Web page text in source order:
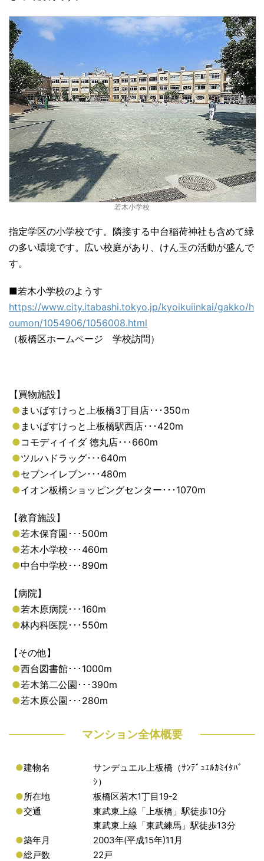
若木小学校
指定学区の小学校です。隣接する中台稲荷神社も含めて緑
の多い環境です。広い校庭があり、けん玉の活動が盛んで
す。
■若木小学校のようす
https://www.city.itabashi.tokyo.jp/kyoikuiinkai/gakko/h
oumon/1054906/1056008.html
（板橋区ホームページ 学校訪問）
【買物施設】
● まいばすけっと上板橋3丁目店･･･350ｍ
● まいばすけっと上板橋駅西店･･･420m
●コモディイイダ 徳丸店･･･660m
●ツルハドラッグ･･･640m
●セブンイレブン･･･480m
●イオン板橋ショッピングセンター･･･1070m
【教育施設】
●若木保育園･･･500m
●若木小学校･･･460m
●中台中学校･･･890m
【病院】
●若木原病院･･･160m
●林内科医院･･･550m
【その他】
●西台図書館･･･1000m
●若木第二公園･･･390m
●若木原公園･･･280m
マンション全体概要
●建物名
サンデュエル上板橋（ｻﾝﾃﾞｭｴﾙｶﾐｲﾀﾊﾞ
ｼ）
●所在地
板橋区若木1丁目19-2
●交通
東武東上線「上板橋」駅徒歩10分
東武東上線「東武練馬」駅徒歩13分
●築年月
2003年(平成15年)11月
●総戸数
22戸